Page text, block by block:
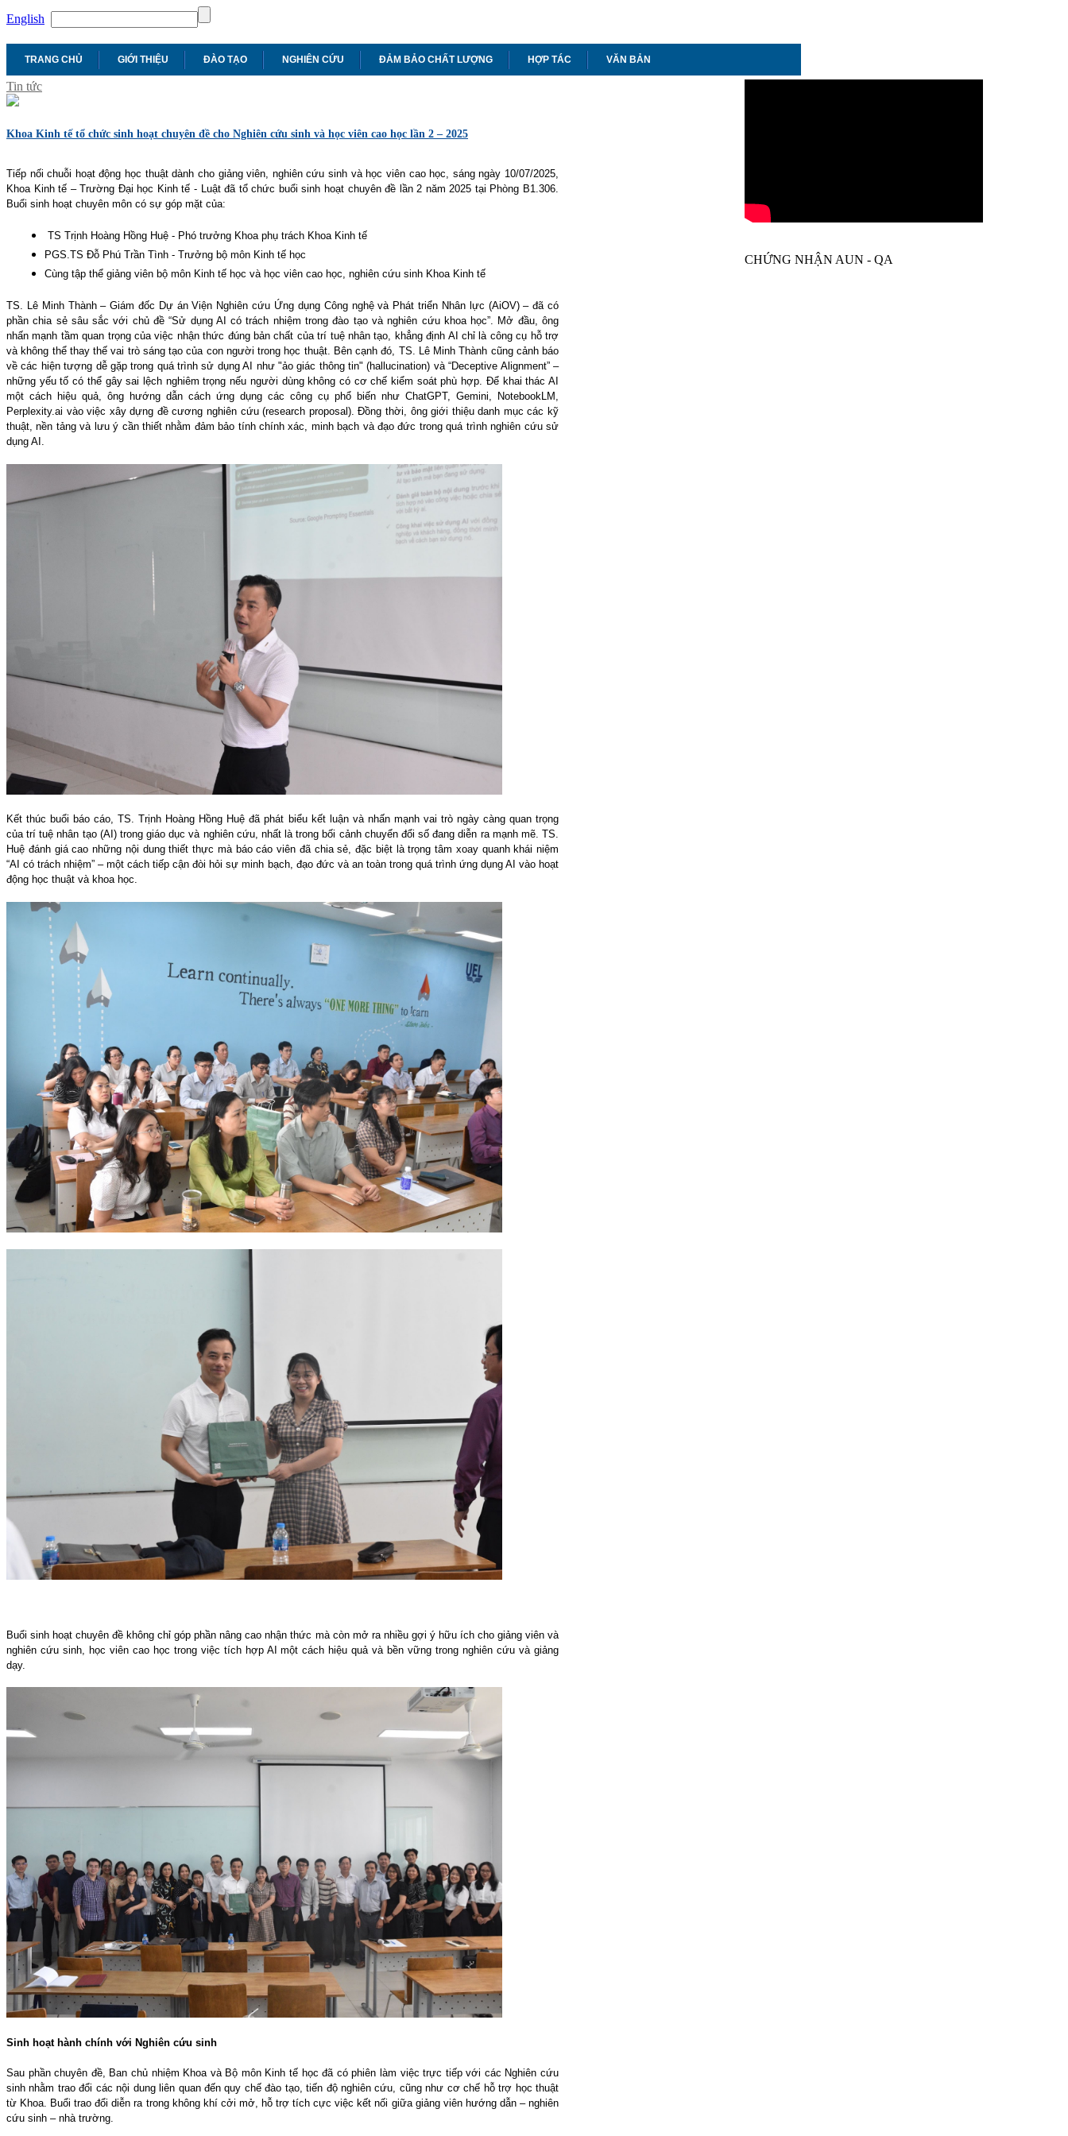
English
TRANG CHỦ GIỚI THIỆU ĐÀO TẠO NGHIÊN CỨU ĐẢM BẢO CHẤT LƯỢNG HỢP TÁC VĂN BẢN
Tin tức
Khoa Kinh tế tổ chức sinh hoạt chuyên đề cho Nghiên cứu sinh và học viên cao học lần 2 – 2025
Tiếp nối chuỗi hoạt động học thuật dành cho giảng viên, nghiên cứu sinh và học viên cao học, sáng ngày 10/07/2025,
Khoa Kinh tế – Trường Đại học Kinh tế - Luật đã tổ chức buổi sinh hoạt chuyên đề lần 2 năm 2025 tại Phòng B1.306.
Buổi sinh hoạt chuyên môn có sự góp mặt của:
TS Trịnh Hoàng Hồng Huệ - Phó trưởng Khoa phụ trách Khoa Kinh tế
PGS.TS Đỗ Phú Trần Tình - Trưởng bộ môn Kinh tế học
Cùng tập thể giảng viên bộ môn Kinh tế học và học viên cao học, nghiên cứu sinh Khoa Kinh tế
TS. Lê Minh Thành – Giám đốc Dự án Viện Nghiên cứu Ứng dụng Công nghệ và Phát triển Nhân lực (AiOV) – đã có
phần chia sẻ sâu sắc với chủ đề “Sử dụng AI có trách nhiệm trong đào tạo và nghiên cứu khoa học”. Mở đầu, ông
nhấn mạnh tầm quan trọng của việc nhận thức đúng bản chất của trí tuệ nhân tạo, khẳng định AI chỉ là công cụ hỗ trợ
và không thể thay thế vai trò sáng tạo của con người trong học thuật. Bên cạnh đó, TS. Lê Minh Thành cũng cảnh báo
về các hiện tượng dễ gặp trong quá trình sử dụng AI như "ảo giác thông tin" (hallucination) và “Deceptive Alignment” –
những yếu tố có thể gây sai lệch nghiêm trọng nếu người dùng không có cơ chế kiểm soát phù hợp. Để khai thác AI
một cách hiệu quả, ông hướng dẫn cách ứng dụng các công cụ phổ biến như ChatGPT, Gemini, NotebookLM,
Perplexity.ai vào việc xây dựng đề cương nghiên cứu (research proposal). Đồng thời, ông giới thiệu danh mục các kỹ
thuật, nền tảng và lưu ý cần thiết nhằm đảm bảo tính chính xác, minh bạch và đạo đức trong quá trình nghiên cứu sử
dụng AI.
Kết thúc buổi báo cáo, TS. Trịnh Hoàng Hồng Huệ đã phát biểu kết luận và nhấn mạnh vai trò ngày càng quan trọng
của trí tuệ nhân tạo (AI) trong giáo dục và nghiên cứu, nhất là trong bối cảnh chuyển đổi số đang diễn ra mạnh mẽ. TS.
Huệ đánh giá cao những nội dung thiết thực mà báo cáo viên đã chia sẻ, đặc biệt là trọng tâm xoay quanh khái niệm
“AI có trách nhiệm” – một cách tiếp cận đòi hỏi sự minh bạch, đạo đức và an toàn trong quá trình ứng dụng AI vào hoạt
động học thuật và khoa học.
Buổi sinh hoạt chuyên đề không chỉ góp phần nâng cao nhận thức mà còn mở ra nhiều gợi ý hữu ích cho giảng viên và
nghiên cứu sinh, học viên cao học trong việc tích hợp AI một cách hiệu quả và bền vững trong nghiên cứu và giảng
dạy.
Sinh hoạt hành chính với Nghiên cứu sinh
Sau phần chuyên đề, Ban chủ nhiệm Khoa và Bộ môn Kinh tế học đã có phiên làm việc trực tiếp với các Nghiên cứu
sinh nhằm trao đổi các nội dung liên quan đến quy chế đào tạo, tiến độ nghiên cứu, cũng như cơ chế hỗ trợ học thuật
từ Khoa. Buổi trao đổi diễn ra trong không khí cởi mở, hỗ trợ tích cực việc kết nối giữa giảng viên hướng dẫn – nghiên
cứu sinh – nhà trường.
CHỨNG NHẬN AUN - QA